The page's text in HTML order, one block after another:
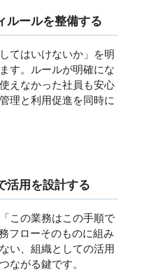
ルールを整備する
てはいけないか」を明
す。ルールが明確にな
えなかった社員も安心
理と利用促進を同時に
活用を設計する
この業務はこの手順で
フローそのものに組み
い、組織としての活用
ながる鍵です。